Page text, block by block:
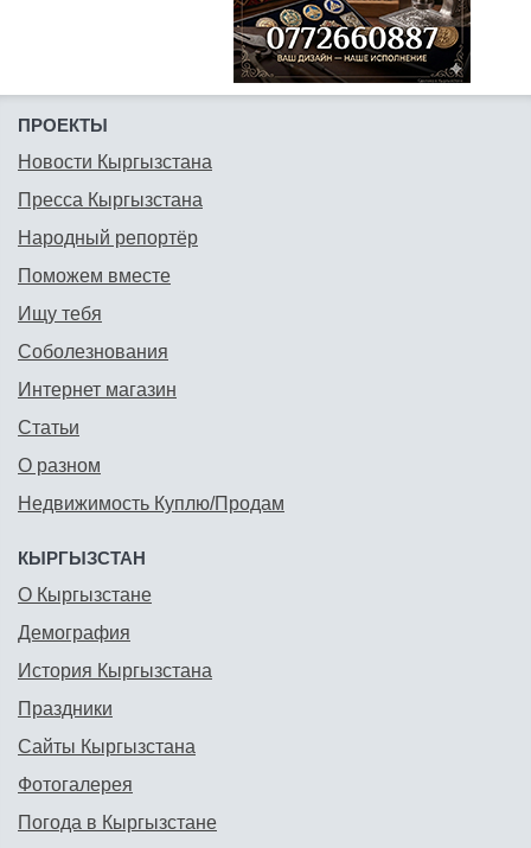
ПРОЕКТЫ
Новости Кыргызстана
Пресса Кыргызстана
Народный репортёр
Поможем вместе
Ищу тебя
Соболезнования
Интернет магазин
Статьи
О разном
Недвижимость Куплю/Продам
КЫРГЫЗСТАН
О Кыргызстане
Демография
История Кыргызстана
Праздники
Сайты Кыргызстана
Фотогалерея
Погода в Кыргызстане